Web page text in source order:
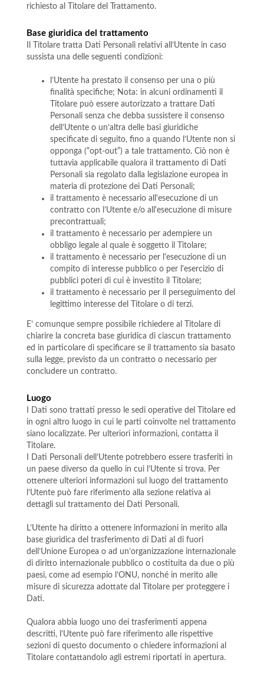
richiesto al Titolare del Trattamento.
Base giuridica del trattamento
Il Titolare tratta Dati Personali relativi all’Utente in caso
sussista una delle seguenti condizioni:
l’Utente ha prestato il consenso per una o più
finalità specifiche; Nota: in alcuni ordinamenti il
Titolare può essere autorizzato a trattare Dati
Personali senza che debba sussistere il consenso
dell’Utente o un’altra delle basi giuridiche
specificate di seguito, fino a quando l’Utente non si
opponga (“opt-out”) a tale trattamento. Ciò non è
tuttavia applicabile qualora il trattamento di Dati
Personali sia regolato dalla legislazione europea in
materia di protezione dei Dati Personali;
il trattamento è necessario all'esecuzione di un
contratto con l’Utente e/o all'esecuzione di misure
precontrattuali;
il trattamento è necessario per adempiere un
obbligo legale al quale è soggetto il Titolare;
il trattamento è necessario per l'esecuzione di un
compito di interesse pubblico o per l'esercizio di
pubblici poteri di cui è investito il Titolare;
il trattamento è necessario per il perseguimento del
legittimo interesse del Titolare o di terzi.
E’ comunque sempre possibile richiedere al Titolare di
chiarire la concreta base giuridica di ciascun trattamento
ed in particolare di specificare se il trattamento sia basato
sulla legge, previsto da un contratto o necessario per
concludere un contratto.
Luogo
I Dati sono trattati presso le sedi operative del Titolare ed
in ogni altro luogo in cui le parti coinvolte nel trattamento
siano localizzate. Per ulteriori informazioni, contatta il
Titolare.
I Dati Personali dell’Utente potrebbero essere trasferiti in
un paese diverso da quello in cui l’Utente si trova. Per
ottenere ulteriori informazioni sul luogo del trattamento
l’Utente può fare riferimento alla sezione relativa ai
dettagli sul trattamento dei Dati Personali.
L’Utente ha diritto a ottenere informazioni in merito alla
base giuridica del trasferimento di Dati al di fuori
dell’Unione Europea o ad un’organizzazione internazionale
di diritto internazionale pubblico o costituita da due o più
paesi, come ad esempio l’ONU, nonché in merito alle
misure di sicurezza adottate dal Titolare per proteggere i
Dati.
Qualora abbia luogo uno dei trasferimenti appena
descritti, l’Utente può fare riferimento alle rispettive
sezioni di questo documento o chiedere informazioni al
Titolare contattandolo agli estremi riportati in apertura.